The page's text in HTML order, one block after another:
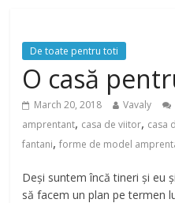
De toate pentru toti
O casă
March 20, 2018 Vavaly
amprentant, casa de viitor, casa
fantani,forme de model
Deși suntem încă tineri și eu
să facem un plan pe termen